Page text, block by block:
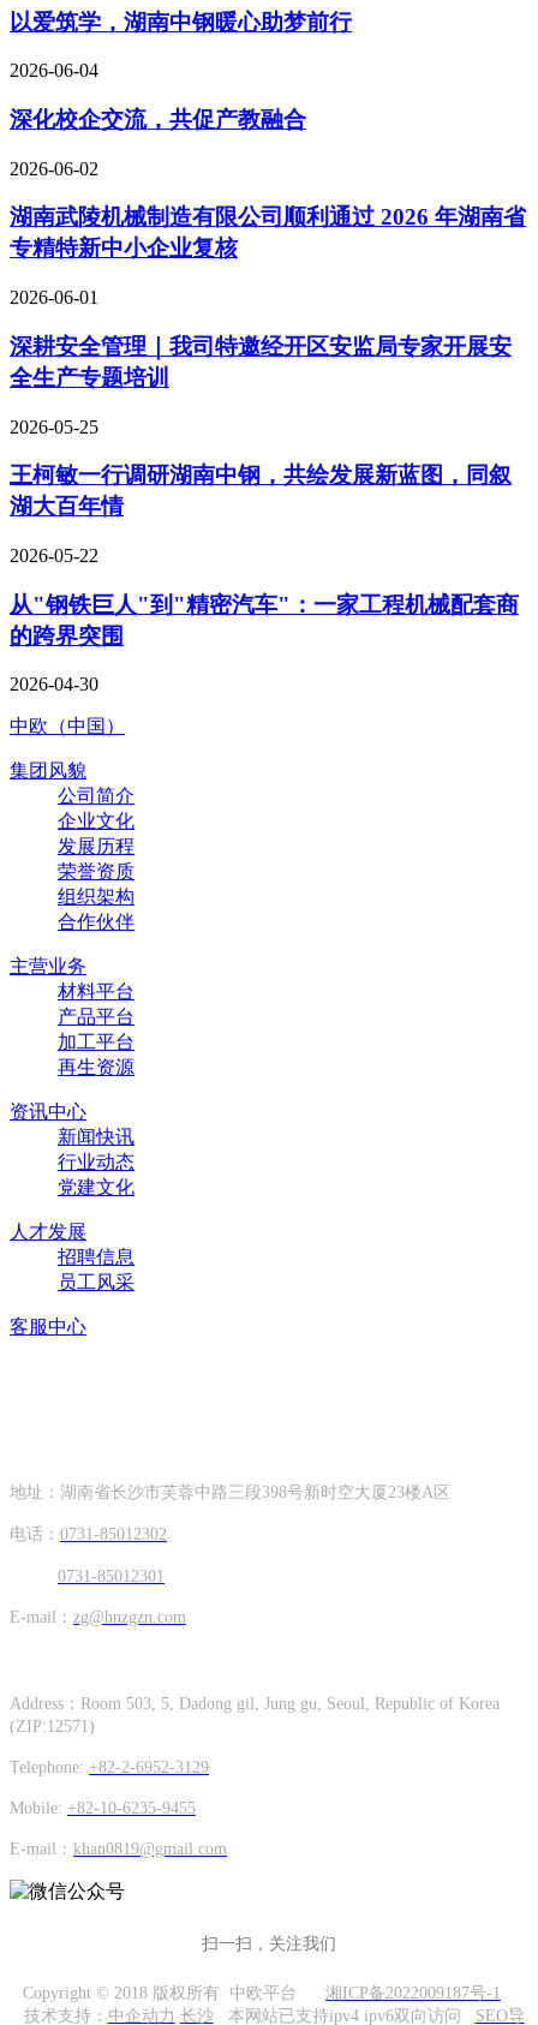
以爱筑学，湖南中钢暖心助梦前行
2026-06-04
深化校企交流，共促产教融合
2026-06-02
湖南武陵机械制造有限公司顺利通过 2026 年湖南省
专精特新中小企业复核
2026-06-01
深耕安全管理｜我司特邀经开区安监局专家开展安
全生产专题培训
2026-05-25
王柯敏一行调研湖南中钢，共绘发展新蓝图，同叙
湖大百年情
2026-05-22
从"钢铁巨人"到"精密汽车"：一家工程机械配套商
的跨界突围
2026-04-30
中欧（中国）
集团风貌
公司简介
企业文化
发展历程
荣誉资质
组织架构
合作伙伴
主营业务
材料平台
产品平台
加工平台
再生资源
资讯中心
新闻快讯
行业动态
党建文化
人才发展
招聘信息
员工风采
客服中心
地址：湖南省长沙市芙蓉中路三段398号新时空大厦23楼A区
电话： 0731-85012302
0731-85012301
E-mail： zg@hnzgzn.com
Address：Room 503, 5, Dadong gil, Jung gu, Seoul, Republic of Korea
(ZIP:12571)
Telephone: +82-2-6952-3129
Mobile: +82-10-6235-9455
E-mail： khan0819@gmail.com
扫一扫，关注我们
Copyright © 2018 版权所有 中欧平台 湘ICP备2022009187号-1
技术支持： 中企动力 长沙本网站已支持ipv4 ipv6双向访问 SEO导